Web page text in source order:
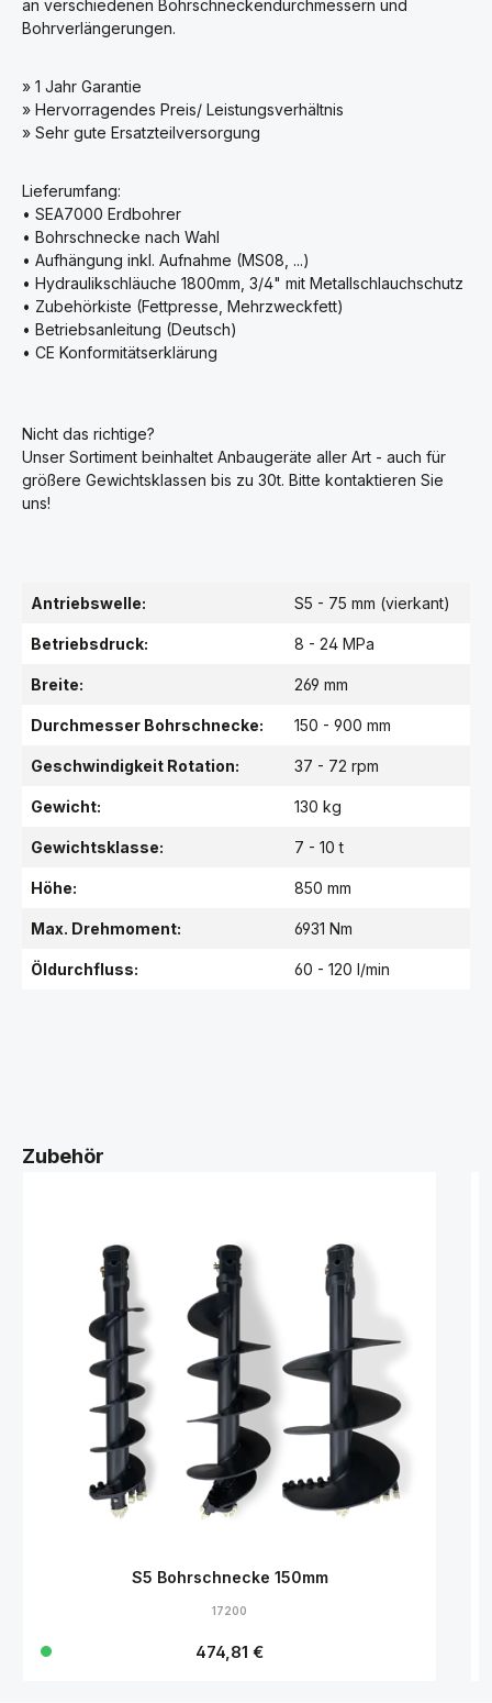
an verschiedenen Bohrschneckendurchmessern und
Bohrverlängerungen.
» 1 Jahr Garantie
» Hervorragendes Preis/ Leistungsverhältnis
» Sehr gute Ersatzteilversorgung
Lieferumfang:
• SEA7000 Erdbohrer
• Bohrschnecke nach Wahl
• Aufhängung inkl. Aufnahme (MS08, ...)
• Hydraulikschläuche 1800mm, 3/4" mit Metallschlauchschutz
• Zubehörkiste (Fettpresse, Mehrzweckfett)
• Betriebsanleitung (Deutsch)
• CE Konformitätserklärung
Nicht das richtige?
Unser Sortiment beinhaltet Anbaugeräte aller Art - auch für
größere Gewichtsklassen bis zu 30t. Bitte kontaktieren Sie
uns!
Antriebswelle: S5 - 75 mm (vierkant)
Betriebsdruck: 8 - 24 MPa
Breite: 269 mm
Durchmesser Bohrschnecke: 150 - 900 mm
Geschwindigkeit Rotation: 37 - 72 rpm
Gewicht: 130 kg
Gewichtsklasse: 7 - 10 t
Höhe: 850 mm
Max. Drehmoment: 6931 Nm
Öldurchfluss: 60 - 120 l/min
Zubehör
S5 Bohrschnecke 150mm
17200
Regulärer Preis:
474,81 €